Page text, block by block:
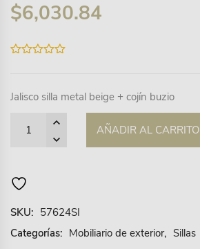
$6,030.84
5
Jalisco silla metal beige + cojín buzio
AÑADIR AL CARRITO
SKU: 57624SI
Categorías: Mobiliario de exterior, Sillas